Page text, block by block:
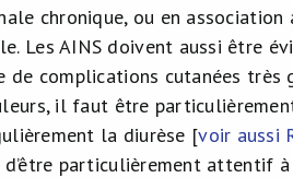
chronique, ou en association
Les AINS doivent aussi être
complications cutanées très
il faut être
la diurèse [voir aussi
particulièrement attentif